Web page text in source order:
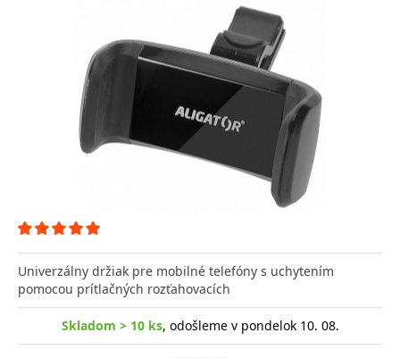
Univerzálny držiak pre mobilné telefóny s uchytením
pomocou prítlačných rozťahovacích
Skladom > 10 ks, odošleme v pondelok 10. 08.